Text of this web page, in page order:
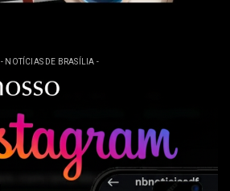
- NOTÍCIAS DE BRASÍLIA -